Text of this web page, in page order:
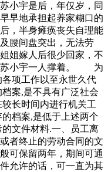
宇是后，年仅岁，同
早地承担起养家糊口的
半身瘫痪丧失自理能
腰间盘突出，无法劳
姐嫁人后很少回家，不
苏小宇一人撑着。 为
项工作以至永世久代
案,是不具有广泛社会
长时间内进行机关工
档案,是低于上述两个
文件材料.一、员工离
者终止的劳动合同的文
可保留两年，期间可通
允许的话，可一直为其